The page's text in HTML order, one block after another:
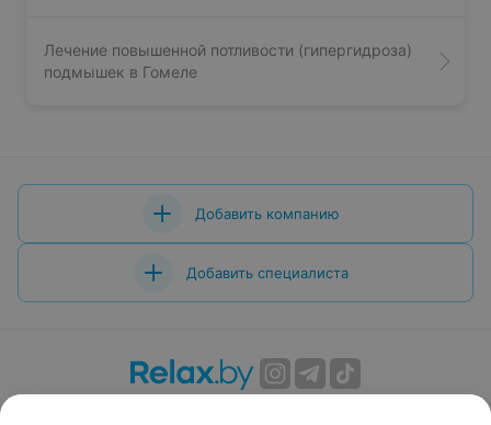
Лечение повышенной потливости (гипергидроза)
подмышек в Гомеле
Добавить компанию
Добавить специалиста